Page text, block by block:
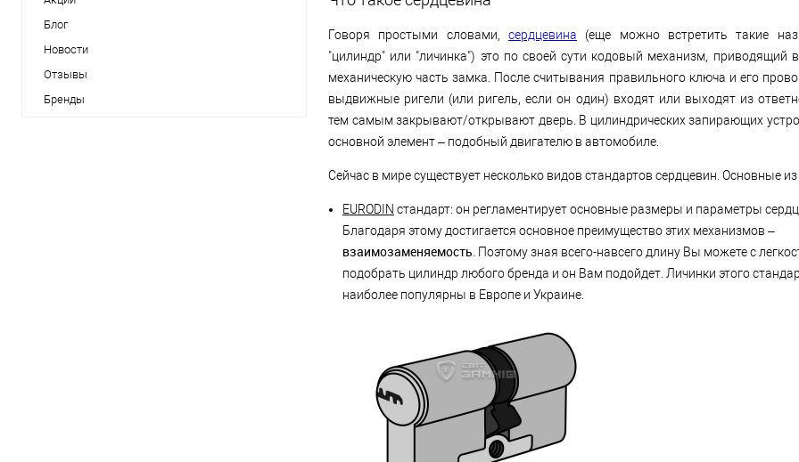
Блог
Новости
Отзывы
Бренды
Говоря простыми словами, сердцевина (еще можно встретить такие
"цилиндр" или "личинка") это по своей сути кодовый механизм, приводящий
механическую часть замка. После считывания правильного ключа и его
выдвижные ригели (или ригель, если он один) входят или выходят из
тем самым закрывают/открывают дверь. В цилиндрических запирающих
основной элемент – подобный двигателю в автомобиле.
Сейчас в мире существует несколько видов стандартов сердцевин. Основные из
EURODIN стандарт: он регламентирует основные размеры и параметры
Благодаря этому достигается основное преимущество этих механизмов –
взаимозаменяемость. Поэтому зная всего-навсего длину Вы можете с
подобрать цилиндр любого бренда и он Вам подойдет. Личинки этого
наиболее популярны в Европе и Украине.